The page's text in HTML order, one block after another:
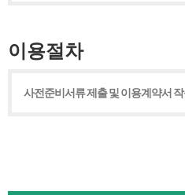
이용절차
사전준비서류 제출 및 이용계약서